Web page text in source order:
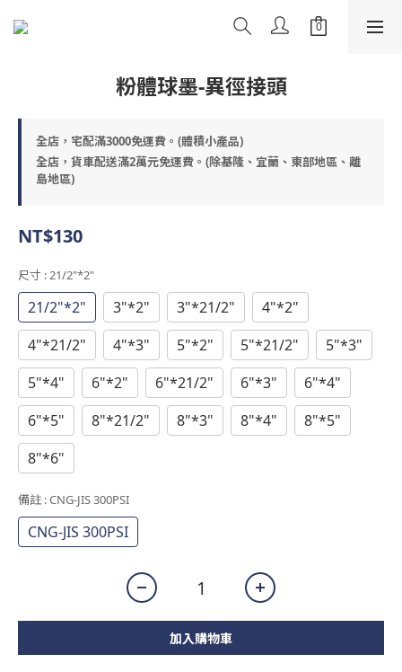
粉體球墨-異徑接頭
全店，宅配滿3000免運費。(體積小產品)
全店，貨車配送滿2萬元免運費。(除基隆、宜蘭、東部地區、離
島地區)
NT$130
尺寸 : 21/2"*2"
21/2"*2" 3"*2" 3"*21/2"
4"*2"
4"*21/2"
4"*3" 5"*2" 5"*21/2"
5"*3"
5"*4"
6"*2" 6"*21/2" 6"*3"
6"*4"
6"*5"
8"*21/2" 8"*3" 8"*4"
8"*5"
8"*6"
備註 : CNG-JIS 300PSI
CNG-JIS 300PSI
加入購物車